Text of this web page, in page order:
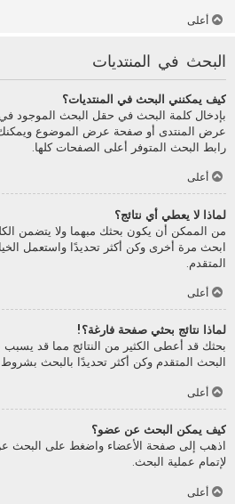
أعلى
البحث في المنتديات
كيف يمكنني البحث في المنتديات؟
بإدخال كلمة البحث في حقل البحث الموجود
عرض المنتدى أو صفحة عرض الموضوع
رابط البحث المتوفر أعلى الصفحات كلها.
أعلى
لماذا لا يعطي أي نتائج؟
ابحث مرة أخرى وكن أكثر تحديدًا واستعمل
المتقدم.
أعلى
لماذا نتائج بحثي صفحة فارغة؟!
بحثك قد أعطى الكثير من النتائج مما قد
البحث المتقدم وكن أكثر تحديدًا بالبحث بشروط
أعلى
كيف يمكن البحث عن عضو؟
اذهب إلى صفحة الأعضاء واضغط على البحث
لإتمام عملية البحث.
أعلى